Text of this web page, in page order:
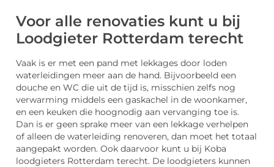
Voor alle renovaties kunt u bij
Loodgieter Rotterdam terecht
Vaak is er met een pand met lekkages door loden
waterleidingen meer aan de hand. Bijvoorbeeld een
douche en WC die uit de tijd is, misschien zelfs nog
verwarming middels een gaskachel in de woonkamer,
en een keuken die hoognodig aan vervanging toe is.
Dan is er geen sprake meer van een lekkage verhelpen
of alleen de waterleiding renoveren, dan moet het totaal
aangepakt worden. Ook daarvoor kunt u bij Koba
loodgieters Rotterdam terecht. De loodgieters kunnen